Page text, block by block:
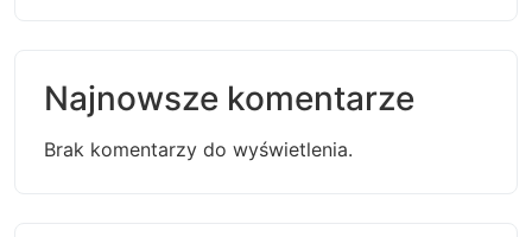
Najnowsze komentarze
Brak komentarzy do wyświetlenia.